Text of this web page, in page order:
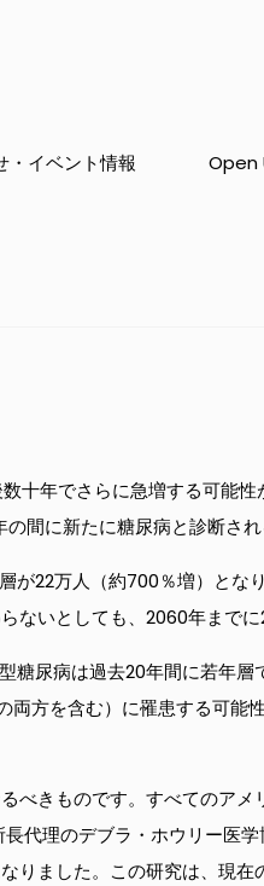
・イベント情報 Open
十年でさらに急増する可
間に新たに糖尿病と診断さ
が22万人（約700％増）と
ないとしても、2060年まで
糖尿病は過去20年間に若年
方を含む）に罹患する可
べきものです。すべてのア
代理のデブラ・ホウリー医
りました。この研究は、現